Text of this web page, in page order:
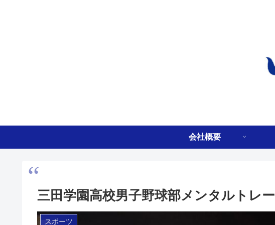
会社概要
三田学園高校男子野球部メンタルトレ
スポーツ